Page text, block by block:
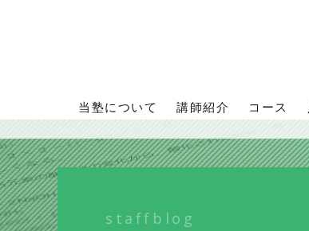
当塾について 講師紹介 コース
staffblog